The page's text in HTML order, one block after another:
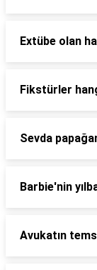
Extübe olan
Fikstürler
Sevda
Barbie'nin
Avukatın